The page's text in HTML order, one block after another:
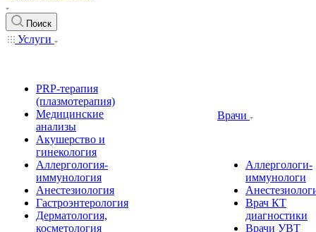
Поиск
Услуги
PRP-терапия
(плазмотерапия)
Медицинские
анализы
Акушерство и
гинекология
Аллергология-
иммунология
Анестезиология
Гастроэнтерология
Дерматология,
косметология
Врачи
Аллергологи-
иммунологи
Врач КТ
диагностики
Врачи УВТ